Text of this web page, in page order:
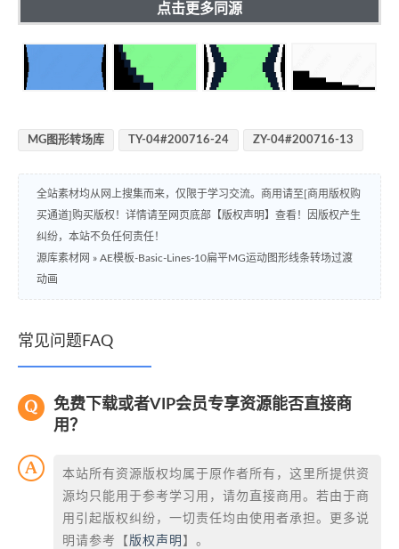
点击更多同源
MG图形转场库 TY-04#200716-24 ZY-04#200716-13
全站素材均从网上搜集而来，仅限于学习交流。商用请至[商用版权购
买通道]购买版权！详情请至网页底部【版权声明】查看！因版权产生
纠纷，本站不负任何责任！
源库素材网 » AE模板-Basic-Lines-10扁平MG运动图形线条转场过渡
动画
常见问题FAQ
免费下载或者VIP会员专享资源能否直接商
用？
本站所有资源版权均属于原作者所有，这里所提供资
源均只能用于参考学习用，请勿直接商用。若由于商
用引起版权纠纷，一切责任均由使用者承担。更多说
明请参考【 版权声明 】。